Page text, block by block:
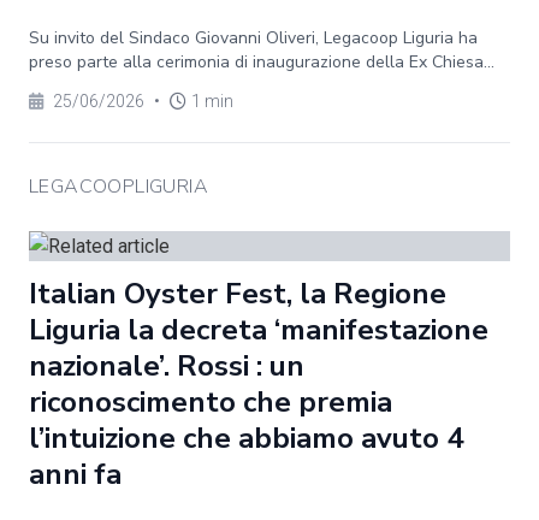
Su invito del Sindaco Giovanni Oliveri, Legacoop Liguria ha
preso parte alla cerimonia di inaugurazione della Ex Chiesa...
25/06/2026 • 1 min
LEGACOOPLIGURIA
Italian Oyster Fest, la Regione
Liguria la decreta ‘manifestazione
nazionale’. Rossi : un
riconoscimento che premia
l’intuizione che abbiamo avuto 4
anni fa